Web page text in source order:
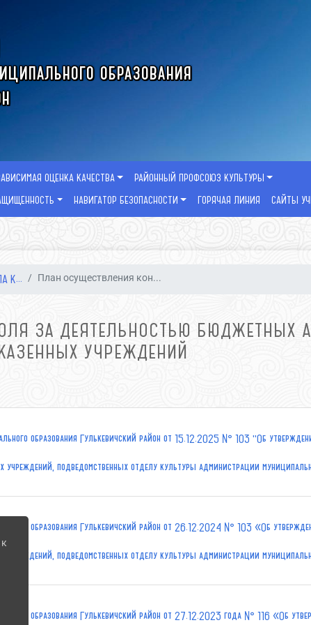
образования
ОЦЕНКА КАЧЕСТВА
РАЙОННЫЙ ПРОФСОЮЗ КУЛЬТУРЫ
НАВИГАТОР БЕЗОПАСНОСТИ ГОРЯЧАЯ ЛИНИЯ САЙТЫ
К... План осуществления кон...
ЗА ДЕЯТЕЛЬНОСТЬЮ БЮДЖЕТНЫХ
УЧРЕЖДЕНИЙ
образования Гулькевичский район от 15.12.2025 № 103 "Об
подведомственных отделу культуры администрации
образования Гулькевичский район от 26.12.2024 № 103 «Об
подведомственных отделу культуры администрации
образования Гулькевичский район от 27.12.2023 года № 116 «Об